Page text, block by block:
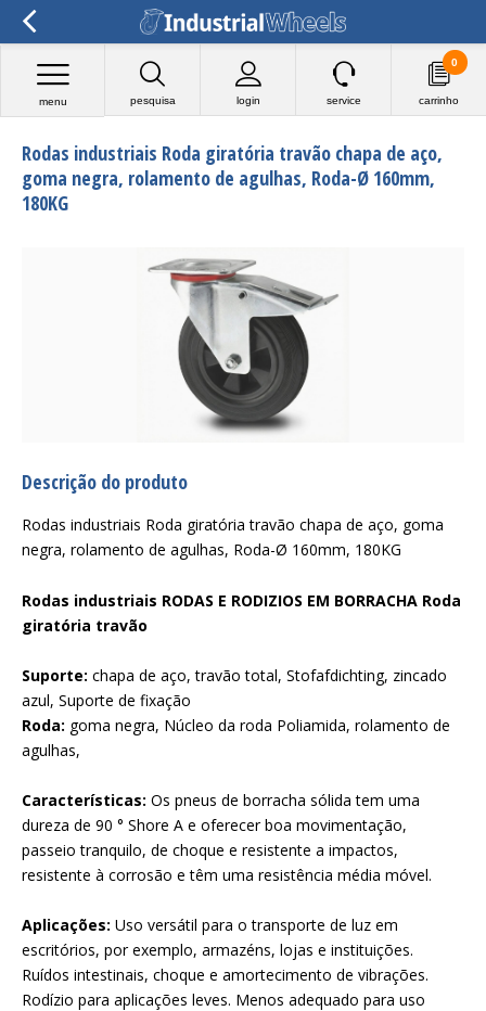
pesquisa login
menu service carrinho
0
Rodas industriais Roda giratória travão chapa de aço,
goma negra, rolamento de agulhas, Roda-Ø 160mm,
180KG
Descrição do produto
Rodas industriais Roda giratória travão chapa de aço, goma
negra, rolamento de agulhas, Roda-Ø 160mm, 180KG
Rodas industriais RODAS E RODIZIOS EM BORRACHA Roda
giratória travão
Suporte: chapa de aço, travão total, Stofafdichting, zincado
azul, Suporte de fixação
Roda: goma negra, Núcleo da roda Poliamida, rolamento de
agulhas,
Características: Os pneus de borracha sólida tem uma
dureza de 90 ° Shore A e oferecer boa movimentação,
passeio tranquilo, de choque e resistente a impactos,
resistente à corrosão e têm uma resistência média móvel.
Aplicações: Uso versátil para o transporte de luz em
escritórios, por exemplo, armazéns, lojas e instituições.
Ruídos intestinais, choque e amortecimento de vibrações.
Rodízio para aplicações leves. Menos adequado para uso